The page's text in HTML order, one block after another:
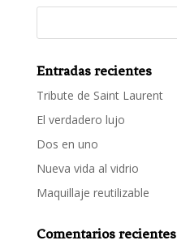
Entradas recientes
Tribute de Saint Laurent
El verdadero lujo
Dos en uno
Nueva vida al vidrio
Maquillaje reutilizable
Comentarios recientes